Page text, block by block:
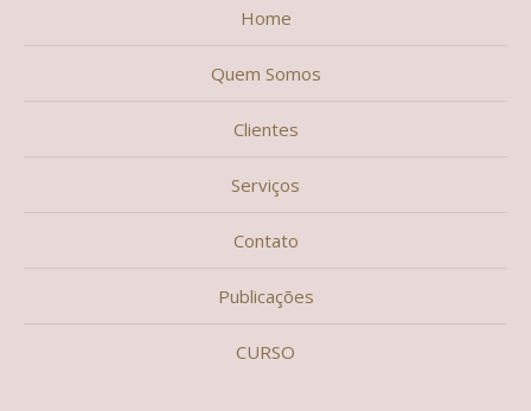
Home
Quem Somos
Clientes
Serviços
Contato
Publicações
CURSO